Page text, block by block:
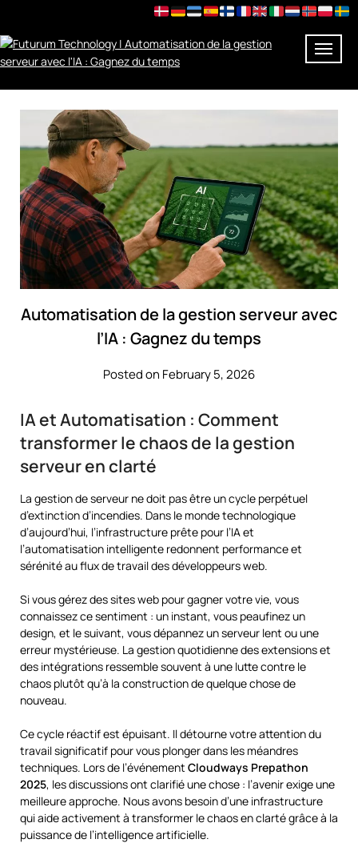
Automatisation de la gestion serveur avec
l’IA : Gagnez du temps
Posted on February 5, 2026
IA et Automatisation : Comment
transformer le chaos de la gestion
serveur en clarté
La gestion de serveur ne doit pas être un cycle perpétuel
d’extinction d’incendies. Dans le monde technologique
d’aujourd’hui, l’infrastructure prête pour l’IA et
l’automatisation intelligente redonnent performance et
sérénité au flux de travail des développeurs web.
Si vous gérez des sites web pour gagner votre vie, vous
connaissez ce sentiment : un instant, vous peaufinez un
design, et le suivant, vous dépannez un serveur lent ou une
erreur mystérieuse. La gestion quotidienne des extensions et
des intégrations ressemble souvent à une lutte contre le
chaos plutôt qu’à la construction de quelque chose de
nouveau.
Ce cycle réactif est épuisant. Il détourne votre attention du
travail significatif pour vous plonger dans les méandres
techniques. Lors de l’événement Cloudways Prepathon
2025, les discussions ont clarifié une chose : l’avenir exige une
meilleure approche. Nous avons besoin d’une infrastructure
qui aide activement à transformer le chaos en clarté grâce à la
puissance de l’intelligence artificielle.